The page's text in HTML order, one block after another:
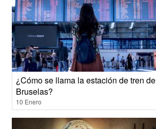
¿Cómo se llama la estación de tren de
Bruselas?
10 Enero